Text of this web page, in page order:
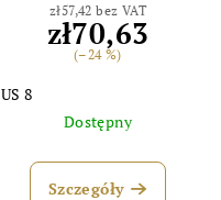
zł57,42 bez VAT
zł70,63
(–24 %)
US 8
Dostępny
Szczegóły